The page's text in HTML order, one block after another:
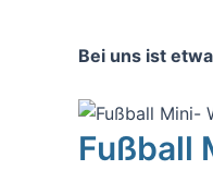
Bei uns ist
Fußball